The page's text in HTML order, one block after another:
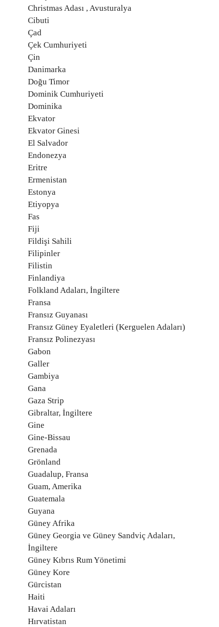
Christmas Adası , Avusturalya
Cibuti
Çad
Çek Cumhuriyeti
Çin
Danimarka
Doğu Timor
Dominik Cumhuriyeti
Dominika
Ekvator
Ekvator Ginesi
El Salvador
Endonezya
Eritre
Ermenistan
Estonya
Etiyopya
Fas
Fiji
Fildişi Sahili
Filipinler
Filistin
Finlandiya
Folkland Adaları, İngiltere
Fransa
Fransız Guyanası
Fransız Güney Eyaletleri (Kerguelen Adaları)
Fransız Polinezyası
Gabon
Galler
Gambiya
Gana
Gaza Strip
Gibraltar, İngiltere
Gine
Gine-Bissau
Grenada
Grönland
Guadalup, Fransa
Guam, Amerika
Guatemala
Guyana
Güney Afrika
Güney Georgia ve Güney Sandviç Adaları,
İngiltere
Güney Kıbrıs Rum Yönetimi
Güney Kore
Gürcistan
Haiti
Havai Adaları
Hırvatistan